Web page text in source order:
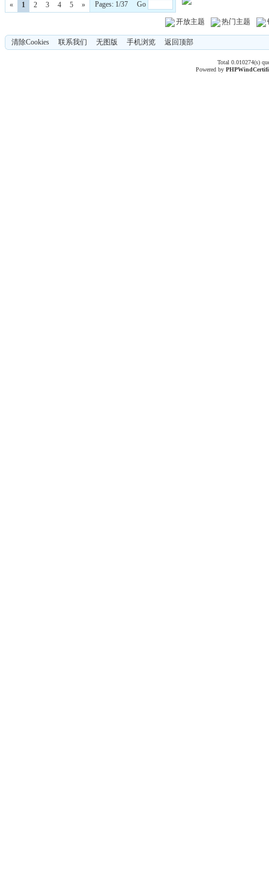
« 1 2 3 4 5 » Pages: 1/37 Go
开放主题 热门主题
清除Cookies 联系我们 无图版 手机浏览 返回顶部
Total 0.010274(s)
Powered byPHPWind